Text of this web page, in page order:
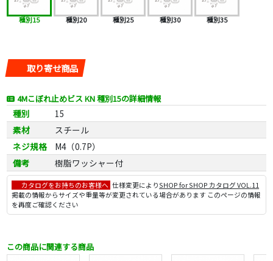
種別15 種別20 種別25 種別30 種別35
取り寄せ商品
4Mこぼれ止めビス KN 種別15の詳細情報
種別
15
素材
スチール
ネジ規格
M4（0.7P）
備考
樹脂ワッシャー付
カタログをお持ちのお客様へ 仕様変更によりSHOP for SHOP カタログ VOL.11
掲載の情報からサイズや重量等が変更されている場合があります このページの情報
を再度ご確認ください
この商品に関連する商品